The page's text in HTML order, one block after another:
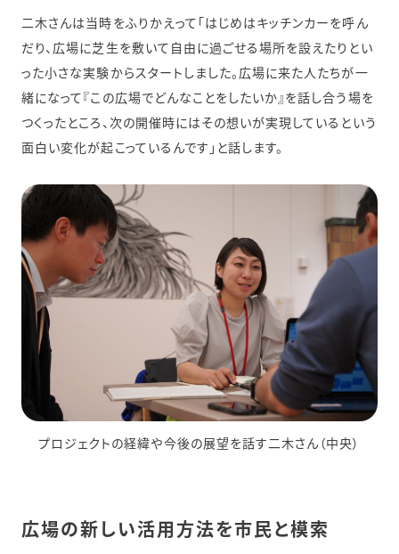
二木さんは当時をふりかえって「はじめはキッチンカーを呼ん
だり、広場に芝生を敷いて自由に過ごせる場所を設えたりとい
った小さな実験からスタートしました。広場に来た人たちが一
緒になって『この広場でどんなことをしたいか』を話し合う場を
つくったところ、次の開催時にはその想いが実現しているという
面白い変化が起こっているんです」と話します。
プロジェクトの経緯や今後の展望を話す二木さん（中央）
広場の新しい活用方法を市民と模索